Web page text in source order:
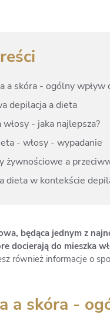
a skóra - ogólny wpływ
depilacja a dieta
włosy - jaka najlepsza?
- włosy - wypadanie
żywnościowe a
dieta w kontekście
będąca jednym z
docierają do mieszka
również informacje o
a skóra -